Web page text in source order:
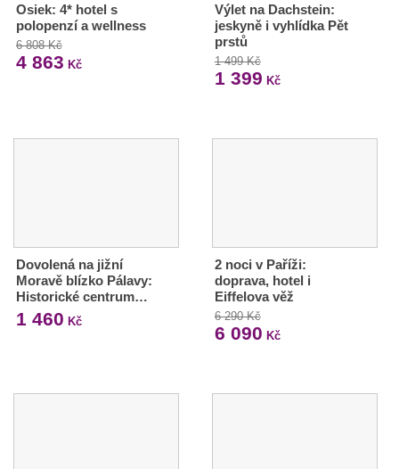
Osiek: 4* hotel s
polopenzí a wellness
6 808 Kč
4 863 Kč
Výlet na Dachstein:
jeskyně i vyhlídka Pět
prstů
1 499 Kč
1 399 Kč
Dovolená na jižní
Moravě blízko Pálavy:
Historické centrum…
1 460 Kč
2 noci v Paříži:
doprava, hotel i
Eiffelova věž
6 290 Kč
6 090 Kč